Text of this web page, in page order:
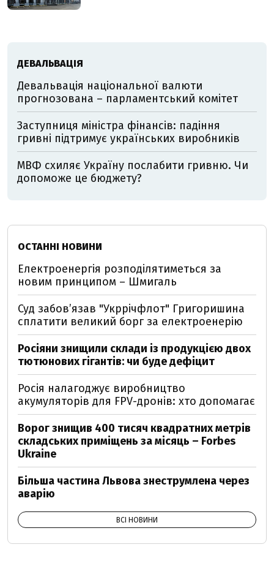
ДЕВАЛЬВАЦІЯ
Девальвація національної валюти
прогнозована – парламентський комітет
Заступниця міністра фінансів: падіння
гривні підтримує українських виробників
МВФ схиляє Україну послабити гривню. Чи
допоможе це бюджету?
ОСТАННІ НОВИНИ
Електроенергія розподілятиметься за
новим принципом – Шмигаль
Суд забов’язав "Укррічфлот" Григоришина
сплатити великий борг за електроенерію
Росіяни знищили склади із продукцією двох
тютюнових гігантів: чи буде дефіцит
Росія налагоджує виробництво
акумуляторів для FPV-дронів: хто допомагає
Ворог знищив 400 тисяч квадратних метрів
складських приміщень за місяць – Forbes
Ukraine
Більша частина Львова знеструмлена через
аварію
ВСІ НОВИНИ